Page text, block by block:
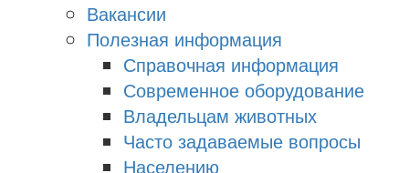
Вакансии
Полезная информация
Справочная информация
Современное оборудование
Владельцам животных
Часто задаваемые вопросы
Населению